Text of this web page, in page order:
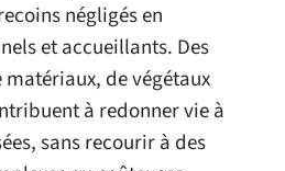
négligés en
et accueillants. Des
de végétaux
à redonner vie à
sans recourir à des